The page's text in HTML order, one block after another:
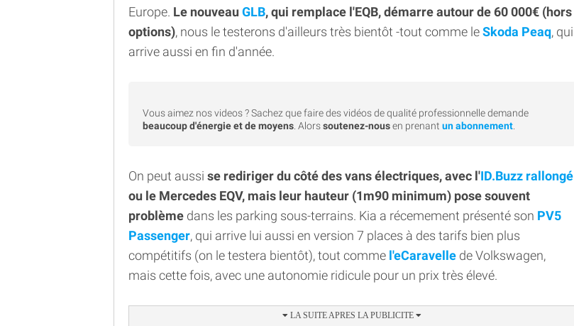
Europe. Le nouveau GLB, qui remplace l'EQB, démarre autour de 60 000€ (hors
options), nous le testerons d'ailleurs très bientôt -tout comme leSkoda Peaq, qui
arrive aussi en fin d'année.
Vous aimez nos videos ? Sachez que faire des vidéos de qualité professionnelle demande
beaucoup d'énergie et de moyens . Alorssoutenez-nousen prenant un abonnement
On peut aussi se rediriger du côté des vans électriques, avec l'ID.Buzz rallongé
ou le Mercedes EQV, mais leur hauteur (1m90 minimum) pose souvent
problème dans les parking sous-terrains. Kia a récemement présenté son PV5
Passenger, qui arrive lui aussi en version 7 places à des tarifs bien plus
compétitifs (on le testera bientôt), tout comme l'eCaravelle de Volkswagen,
mais cette fois, avec une autonomie ridicule pour un prix très élevé.